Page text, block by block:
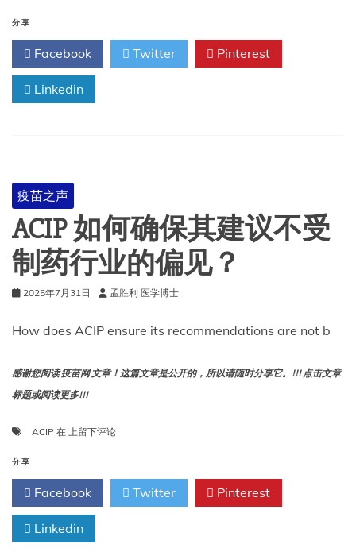
ACIP
关
于
接
种
的
指
南
分享
Facebook Twitter Pinterest
Linkedin
疫苗之声
ACIP 如何确保其建议不受
制药行业的偏见？
2025年7月31日 孟胜利 医学博士
How does ACIP ensure its recommendations are not b
感谢您阅读 疫苗网 文章！这篇文章是公开的，所以请随时分享它。!!! 点击文章
标题或阅读更多!!!
ACIP 在 ACIP
确
保
其
建
议
上留下评论
分享
Facebook Twitter Pinterest
Linkedin